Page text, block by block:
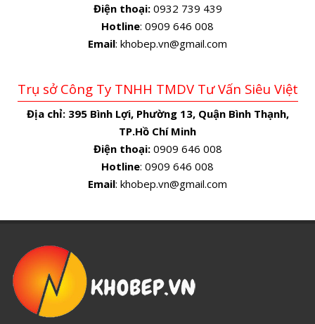
Điện thoại:0932 739 439
Hotline: 0909 646 008
Email: khobep.vn@gmail.com
Trụ sở Công Ty TNHH TMDV Tư Vấn Siêu Việt
Địa chỉ: 395 Bình Lợi, Phường 13, Quận Bình Thạnh,
TP.Hồ Chí Minh
Điện thoại:0909 646 008
Hotline: 0909 646 008
Email: khobep.vn@gmail.com